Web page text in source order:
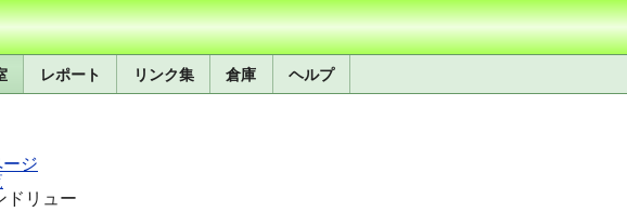
レポート リンク集 倉庫 ヘルプ
ジ
ドリュー